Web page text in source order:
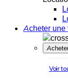
Acheter une
Voir